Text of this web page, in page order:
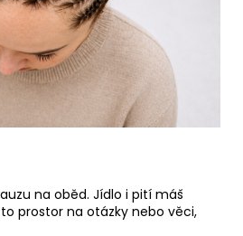
na oběd. Jídlo i pití máš
prostor na otázky nebo věci,